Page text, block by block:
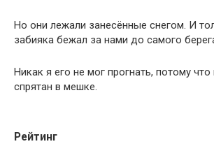
Но они лежали занесённые снегом. И
забияка бежал за нами до самого
Никак я его не мог прогнать, потому
спрятан в мешке.
Рейтинг